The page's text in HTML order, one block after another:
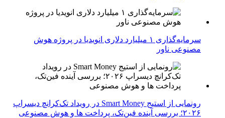
سرمایه‌گذاری ۱ میلیارد دلاری انویدیا در پروژه هوش
مصنوعی ناور
رونمایی از استیج Smart Money در رویداد تک‌کرانچ دیسراپ
۲۰۲۶؛ بررسی آینده فین‌تک، پرداخت‌ ها و هوش مصنوعی